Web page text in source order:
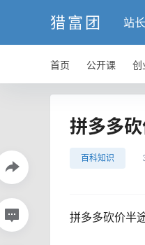
猎富团 站
首页 公开课 创
拼多多
百科知识
拼多多砍价半